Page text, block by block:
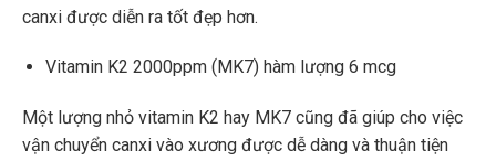
canxi được diễn ra tốt đẹp hơn.
Vitamin K2 2000ppm (MK7) hàm lượng 6 mcg
Một lượng nhỏ vitamin K2 hay MK7 cũng đã giúp cho việc
vận chuyển canxi vào xương được dễ dàng và thuận tiện